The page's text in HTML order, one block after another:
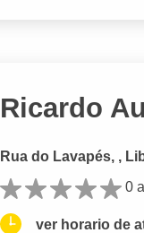
Ricardo
Rua do Lavapés, ,
0
ver horario de